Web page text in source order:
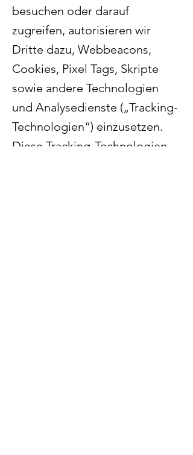
besuchen oder darauf
zugreifen, autorisieren wir
Dritte dazu, Webbeacons,
Cookies, Pixel Tags, Skripte
sowie andere Technologien
und Analysedienste („Tracking-
Technologien“) einzusetzen.
Diese Tracking-Technologien